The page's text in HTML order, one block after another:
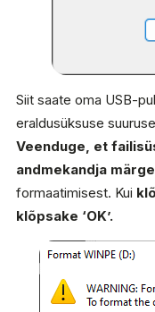
Siit saate oma USB-
eraldusüksuse
Veenduge, et
andmekandja
formaatimisest. Kui
klõpsake ‘OK’.